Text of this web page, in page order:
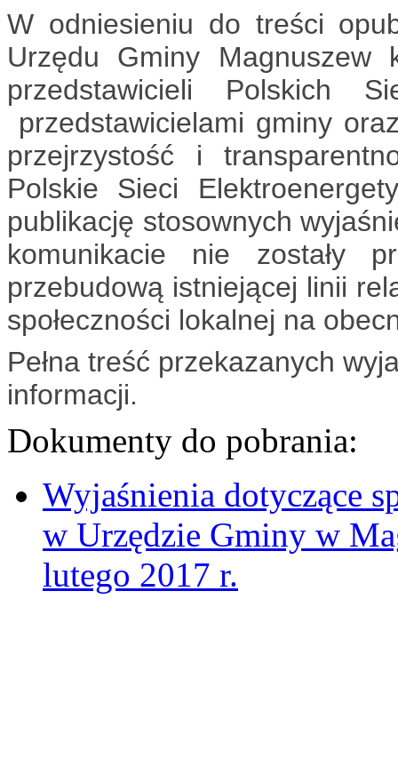
W odniesieniu do treści
Urzędu Gminy Magnuszew
przedstawicieli Polskich
przedstawicielami gminy
przejrzystość i
Polskie Sieci
publikację stosownych
komunikacie nie zostały
przebudową istniejącej linii
społeczności lokalnej na
Pełna treść przekazanych
informacji.
Dokumenty do pobrania:
Wyjaśnienia dotyczące
w Urzędzie Gminy w
lutego 2017 r.